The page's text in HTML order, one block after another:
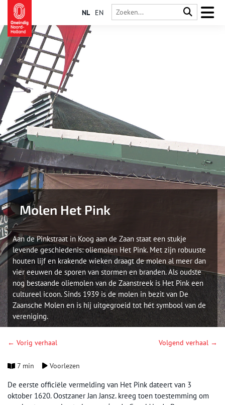
NL EN
Molen Het Pink
Aan de Pinkstraat in Koog aan de Zaan staat een stukje
levende geschiedenis: oliemolen Het Pink. Met zijn robuuste
houten lijf en krakende wieken draagt de molen al meer dan
vier eeuwen de sporen van stormen en branden. Als oudste
nog bestaande oliemolen van de Zaanstreek is Het Pink een
cultureel icoon. Sinds 1939 is de molen in bezit van De
Zaansche Molen en is hij uitgegroeid tot hét symbool van de
vereniging.
← Vorig verhaal Volgend verhaal →
7 min Voorlezen
De eerste officiële vermelding van Het Pink dateert van 3
oktober 1620. Oostzaner Jan Jansz. kreeg toen toestemming om